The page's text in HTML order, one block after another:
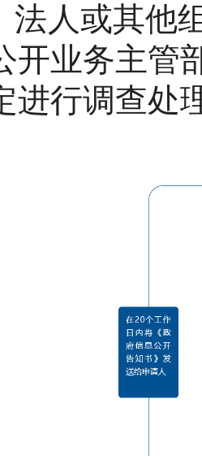
法人或其他
开业务主管
进行调查处